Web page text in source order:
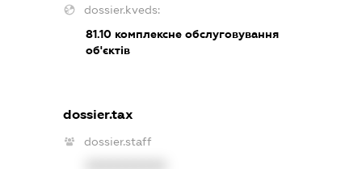
dossier.kveds:
81.10 комплексне обслуговування
об'єктів
dossier.tax
dossier.staff